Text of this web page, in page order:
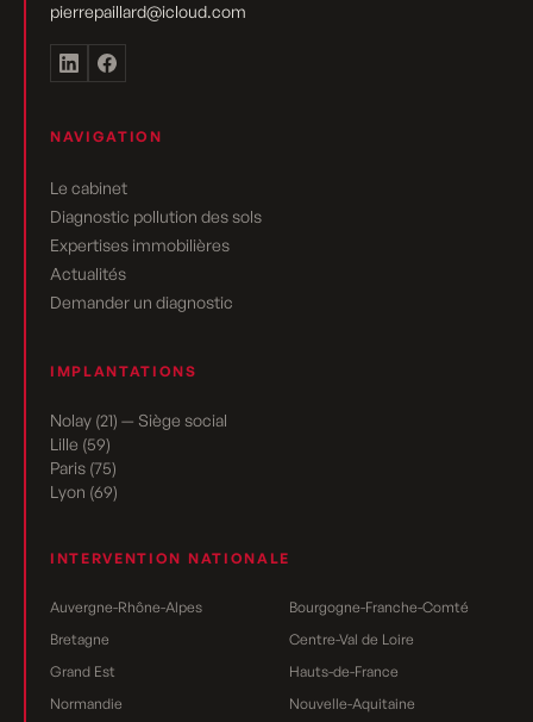
pierrepaillard@icloud.com
NAVIGATION
Le cabinet
Diagnostic pollution des sols
Expertises immobilières
Actualités
Demander un diagnostic
IMPLANTATIONS
Nolay (21) — Siège social
Lille (59)
Paris (75)
Lyon (69)
INTERVENTION NATIONALE
Auvergne-Rhône-Alpes
Bourgogne-Franche-Comté
Bretagne
Centre-Val de Loire
Grand Est
Hauts-de-France
Normandie
Nouvelle-Aquitaine